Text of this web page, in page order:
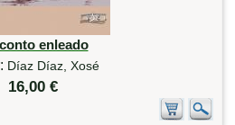
enleado
Díaz Díaz, Xosé
16,00 €